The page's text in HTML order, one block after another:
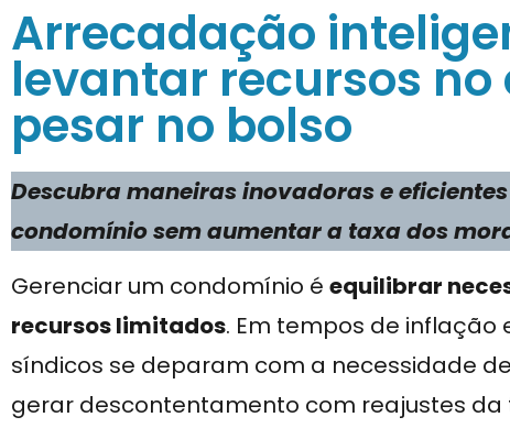
Arrecadação
levantar recursos
pesar no bolso
Descubra maneiras inovadoras e
condomínio sem aumentar a taxa dos
Gerenciar um condomínio é equilibrar
recursos limitados. Em tempos de inflação
síndicos se deparam com a necessidade
gerar descontentamento com reajustes da